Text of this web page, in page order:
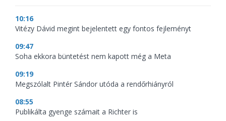
10:16
Vitézy Dávid megint bejelentett egy fontos fejleményt
09:47
Soha ekkora büntetést nem kapott még a Meta
09:19
Megszólalt Pintér Sándor utóda a rendőrhiányról
08:55
Publikálta gyenge számait a Richter is